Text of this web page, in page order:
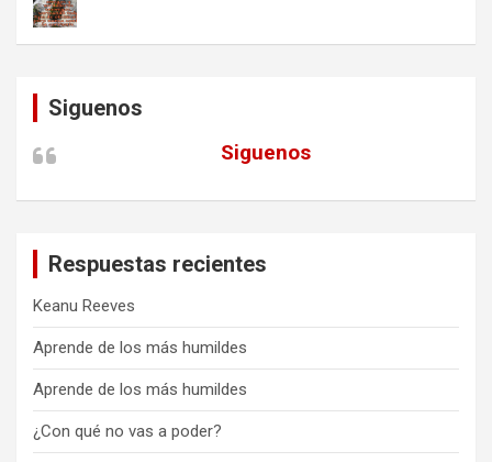
Siguenos
Siguenos
Respuestas recientes
Keanu Reeves
Aprende de los más humildes
Aprende de los más humildes
¿Con qué no vas a poder?